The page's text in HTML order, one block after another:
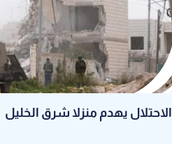
الاحتلال يهدم منزلا شرق الخليل